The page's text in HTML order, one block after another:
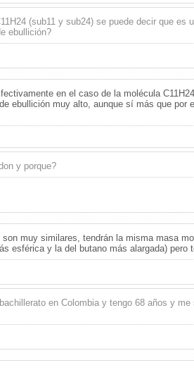
(sub11 y sub24) se puede decir que
ebullición?
en el caso de la molécula
ebullición muy alto, aunque sí más que
y porque?
muy similares, tendrán la misma masa
esférica y la del butano más alargada)
en Colombia y tengo 68 años y